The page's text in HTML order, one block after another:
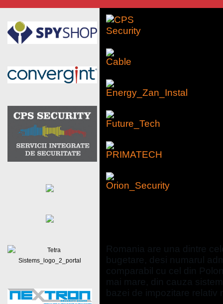
Romania are una dintre
bugetare, desi numarul
comparabil cu cel din
mai mare, din cauza
bazei de impozitare relativ